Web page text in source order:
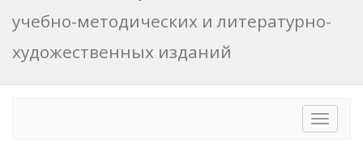
учебно-методических и литературно-
художественных изданий
Toggle